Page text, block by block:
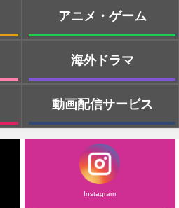
アニメ・ゲーム
海外ドラマ
動画配信サービス
Instagram